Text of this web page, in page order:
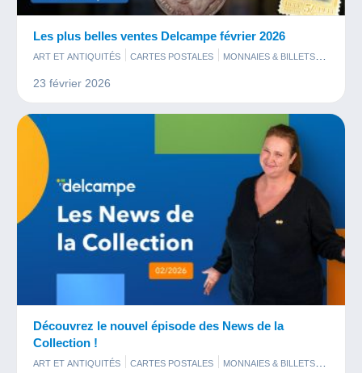
Les plus belles ventes Delcampe février 2026
ART ET ANTIQUITÉS CARTES POSTALES
MONNAIES & BILLETS
23 février 2026
Découvrez le nouvel épisode des News de la
Collection !
ART ET ANTIQUITÉS CARTES POSTALES
MONNAIES & BILLETS